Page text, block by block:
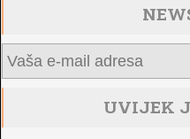
UVIJEK